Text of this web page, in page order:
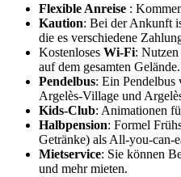
Flexible Anreise :
Kaution: Bei der Ankunft
die es verschiedene
Kostenloses Wi-Fi:
auf dem gesamten Gelände.
Pendelbus: Ein Pendelbus
Argelès-Village und
Kids-Club: Animationen
Halbpension: Formel
Getränke) als All-you-can-
Mietservice: Sie können
und mehr mieten.